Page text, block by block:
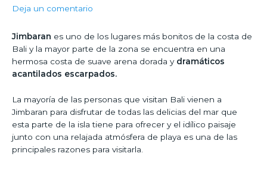
Deja un comentario
Jimbaran es uno de los lugares más bonitos de la costa de
Bali y la mayor parte de la zona se encuentra en una
hermosa costa de suave arena dorada y dramáticos
acantilados escarpados.
La mayoría de las personas que visitan Bali vienen a
Jimbaran para disfrutar de todas las delicias del mar que
esta parte de la isla tiene para ofrecer y el idílico paisaje
junto con una relajada atmósfera de playa es una de las
principales razones para visitarla.